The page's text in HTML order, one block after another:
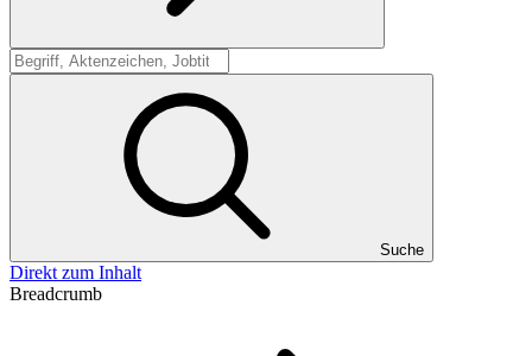
Suche
Suche
Direkt zum Inhalt
Breadcrumb